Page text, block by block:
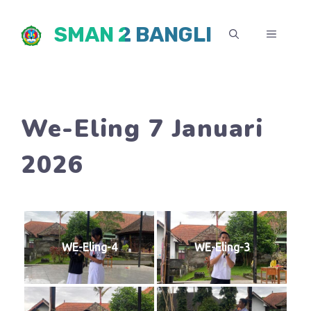
SMAN 2 BANGLI MENU
We-Eling 7 Januari
2026
WE-Eling-4 WE-Eling-3